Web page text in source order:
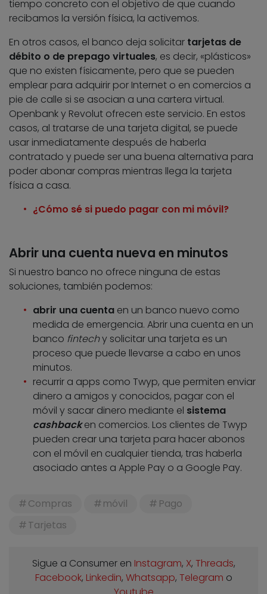
tiempo concreto con el objetivo de que cuando
recibamos la versión física, la activemos.
En otros casos, el banco deja solicitar tarjetas de
débito o de prepago virtuales, es decir, «plásticos»
que no existen físicamente, pero que se pueden
emplear para adquirir por Internet o en comercios a
pie de calle si se asocian a una cartera virtual.
Openbank y Revolut ofrecen este servicio. En estos
casos, al tratarse de una tarjeta digital, se puede
usar inmediatamente después de haberla
contratado y puede ser una buena alternativa para
poder abonar compras mientras llega la tarjeta
física a casa.
¿Cómo sé si puedo pagar con mi móvil?
Abrir una cuenta nueva en minutos
Si nuestro banco no ofrece ninguna de estas
soluciones, también podemos:
abrir una cuenta en un banco nuevo como
medida de emergencia. Abrir una cuenta en un
banco fintechy solicitar una tarjeta es un
proceso que puede llevarse a cabo en unos
minutos.
recurrir a apps como Twyp, que permiten enviar
dinero a amigos y conocidos, pagar con el
móvil y sacar dinero mediante el sistema
cashback en comercios. Los clientes de Twyp
pueden crear una tarjeta para hacer abonos
con el móvil en cualquier tienda, tras haberla
asociado antes a Apple Pay o a Google Pay.
Compras móvil
Pago
Tarjetas
Sigue a Consumer en Instagram, X, Threads,
Facebook, Linkedin, Whatsapp, Telegram o